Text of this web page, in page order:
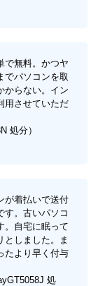
で無料。かつヤ
でパソコンを取
からない。イン
用させていただ
処分）
が着払いで送付
す。古いパソコ
。自宅に眠って
としました。ま
たより早く付与
処